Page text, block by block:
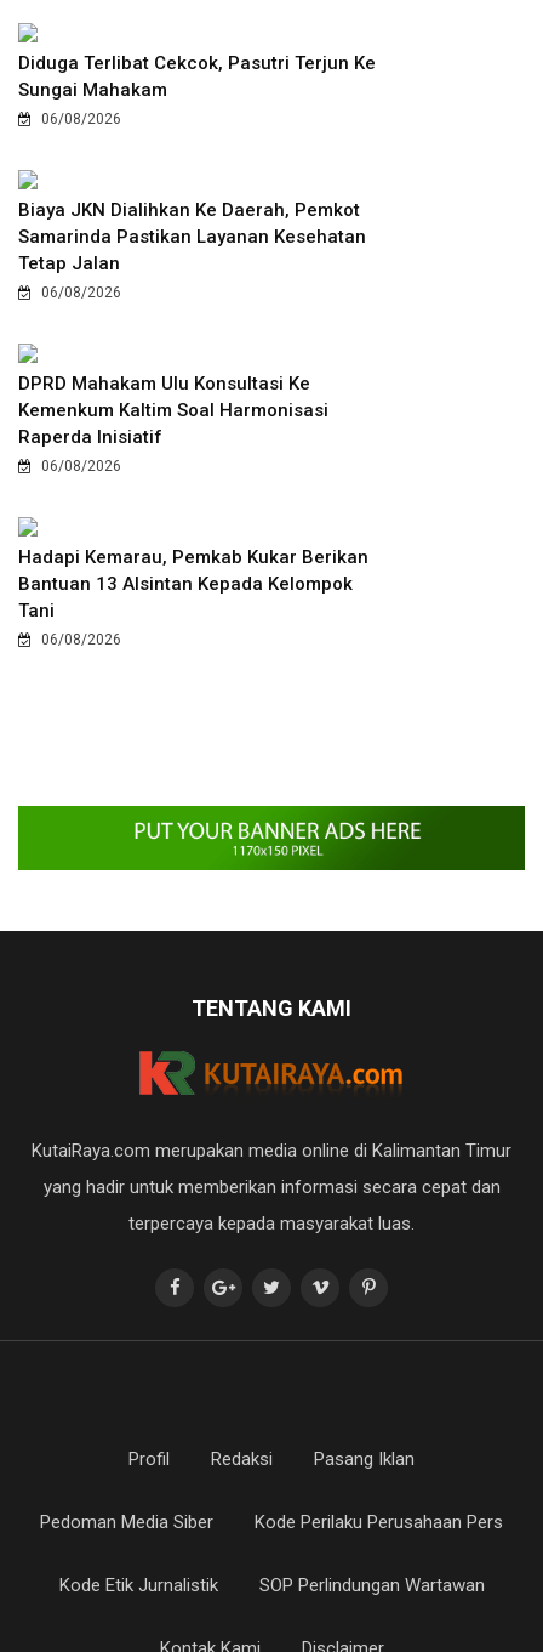
Diduga Terlibat Cekcok, Pasutri Terjun Ke
Sungai Mahakam
06/08/2026
Biaya JKN Dialihkan Ke Daerah, Pemkot
Samarinda Pastikan Layanan Kesehatan
Tetap Jalan
06/08/2026
DPRD Mahakam Ulu Konsultasi Ke
Kemenkum Kaltim Soal Harmonisasi
Raperda Inisiatif
06/08/2026
Hadapi Kemarau, Pemkab Kukar Berikan
Bantuan 13 Alsintan Kepada Kelompok
Tani
06/08/2026
TENTANG KAMI
KutaiRaya.com merupakan media online di Kalimantan Timur
yang hadir untuk memberikan informasi secara cepat dan
terpercaya kepada masyarakat luas.
Profil Redaksi Pasang Iklan
Pedoman Media Siber Kode Perilaku Perusahaan Pers
Kode Etik Jurnalistik SOP Perlindungan Wartawan